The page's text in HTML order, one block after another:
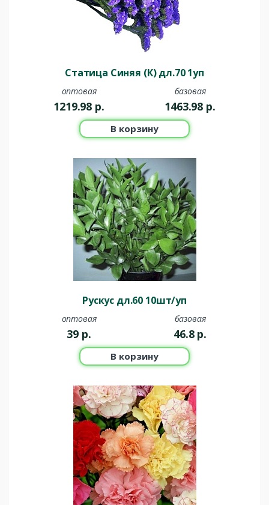
Статица Синяя (К) дл.70 1уп
оптовая
1219.98 р.
базовая
1463.98 р.
В корзину
Рускус дл.60 10шт/уп
оптовая
39 р.
базовая
46.8 р.
В корзину